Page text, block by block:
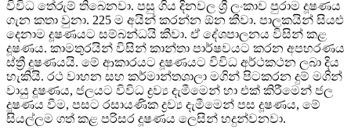
විවිධ තේරුම් තිබෙනවා. පසු ගිය දිනවල ශ්‍රී ලංකාව පුරාම දූෂණය
ගැන කතා වුනා. 225 ම අයින් කරන්න ඕන කීවා. පාලකයින් සියළු
දෙනාම දූෂණයට සම්බන්ධයි කීවා. ඒ දේශපාලනය විසින් කළ
දූෂණය. කාමතුරයින් විසින් කාන්තා පාර්ෂවයට කරන අපහරණය
ස්ත්‍රී දූෂණයයි. මේ ආකාරයට දූෂණයට විවිධ අර්ථකථන ලබා දිය
හැකියි. රථ වාහන සහ කර්මාන්තශාලා මගින් පිටකරන දුම් මගින්
වායු දූෂණය, ජලයට විවිධ ද්‍රව්‍ය දැමීමෙන් හා එක් කිරීමෙන් ජල
දූෂණය වීම, පසට රසායණික ද්‍රව්‍ය දැමීමෙන් පස දූෂණය, මේ
සියල්ලම ගත් කළ පරිසර දූෂණය ලෙසින් හදුන්වනවා.